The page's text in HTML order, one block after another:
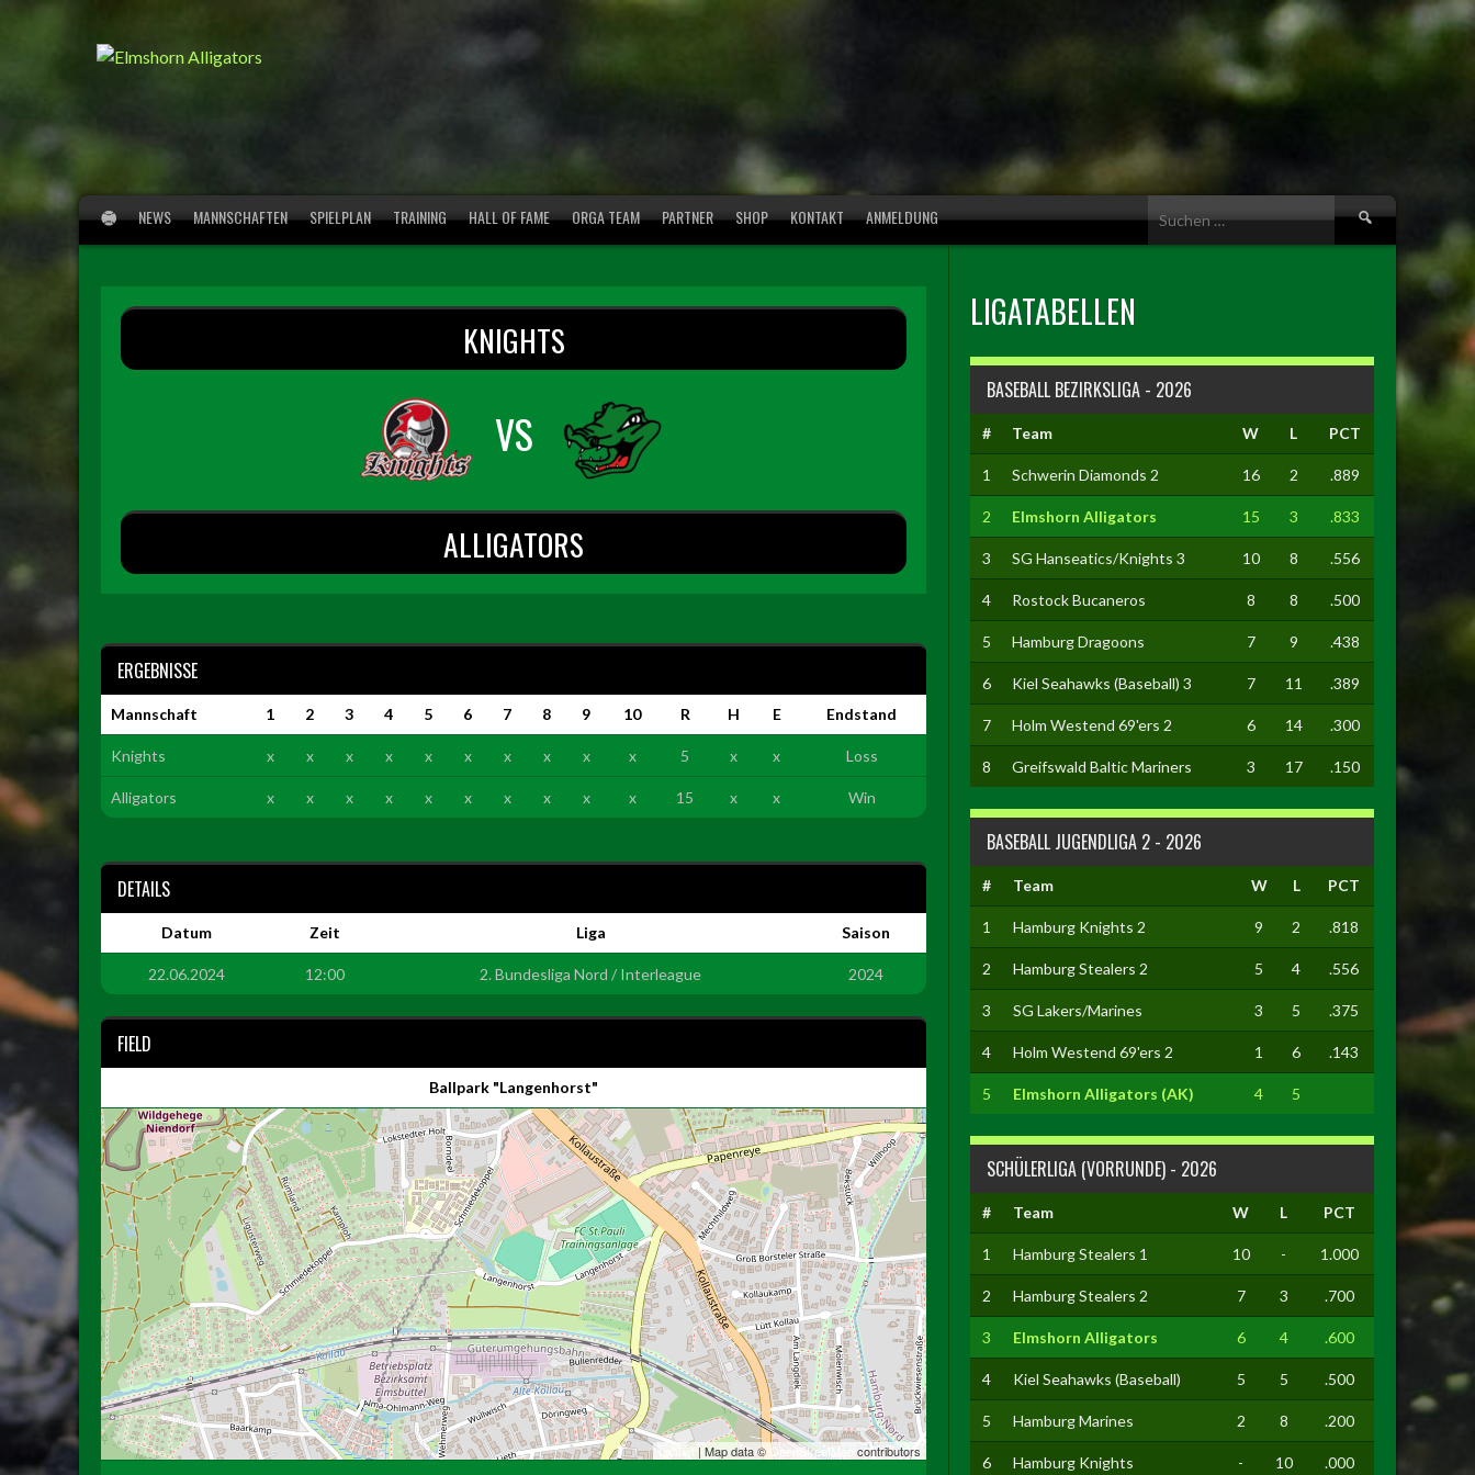
NEWS MANNSCHAFTEN SPIELPLAN TRAINING HALL OF FAME ORGA TEAM PARTNER SHOP KONTAKT ANMELDUNG
Suche
KNIGHTS
VS
ALLIGATORS
ERGEBNISSE
Mannschaft 1 2 3 4 5 6 7 8 9 10 R H E Endstand
Knights x x x x x x x x x x 5 x x Loss
Alligators x x x x x x x x x x 15 x x Win
DETAILS
Datum Zeit Liga Saison
22.06.2024 12:00 2. Bundesliga Nord / Interleague 2024
FIELD
Ballpark "Langenhorst"
Leaflet | Map data © OpenStreetMap contributors
LIGATABELLEN
BASEBALL BEZIRKSLIGA - 2026
# Team W L PCT
1 Schwerin Diamonds 2 16 2 .889
2 Elmshorn Alligators 15 3 .833
3 SG Hanseatics/Knights 3 10 8 .556
4 Rostock Bucaneros 8 8 .500
5 Hamburg Dragoons 7 9 .438
6 Kiel Seahawks (Baseball) 3 7 11 .389
7 Holm Westend 69'ers 2 6 14 .300
8 Greifswald Baltic Mariners 3 17 .150
BASEBALL JUGENDLIGA 2 - 2026
# Team W L PCT
1 Hamburg Knights 2 9 2 .818
2 Hamburg Stealers 2 5 4 .556
3 SG Lakers/Marines 3 5 .375
4 Holm Westend 69'ers 2 1 6 .143
5 Elmshorn Alligators (AK) 4 5
SCHÜLERLIGA (VORRUNDE) - 2026
# Team W L PCT
1 Hamburg Stealers 1 10 - 1.000
2 Hamburg Stealers 2 7 3 .700
3 Elmshorn Alligators 6 4 .600
4 Kiel Seahawks (Baseball) 5 5 .500
5 Hamburg Marines 2 8 .200
6 Hamburg Knights - 10 .000